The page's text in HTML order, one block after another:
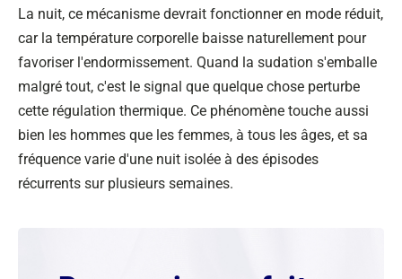
La nuit, ce mécanisme devrait fonctionner en mode réduit,
car la température corporelle baisse naturellement pour
favoriser l'endormissement. Quand la sudation s'emballe
malgré tout, c'est le signal que quelque chose perturbe
cette régulation thermique. Ce phénomène touche aussi
bien les hommes que les femmes, à tous les âges, et sa
fréquence varie d'une nuit isolée à des épisodes
récurrents sur plusieurs semaines.